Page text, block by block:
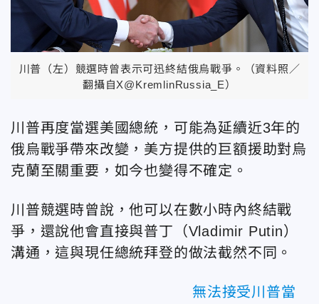
川普（左）競選時曾表示可迅終結俄烏戰爭。（資料照／
翻攝自X@KremlinRussia_E）
川普再度當選美國總統，可能為延續近3年的
俄烏戰爭帶來改變，美方提供的巨額援助對烏
克蘭至關重要，如今也變得不確定。
川普競選時曾說，他可以在數小時內終結戰
爭，還說他會直接與普丁（Vladimir Putin）
溝通，這與現任總統拜登的做法截然不同。
無法接受川普當